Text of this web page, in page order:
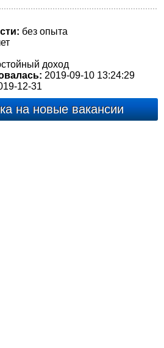
без опыта
доход
2019-09-10 13:24:29
12-31
на новые вакансии